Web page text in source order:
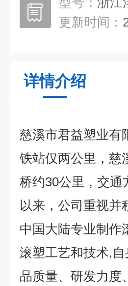
更新时间：
详情介绍
慈溪市君益塑业有
铁站仅两公里，慈
桥约30公里，交通
以来，公司重视并
中国大陆专业制作
滚塑工艺和技术,
品质量、研发力度